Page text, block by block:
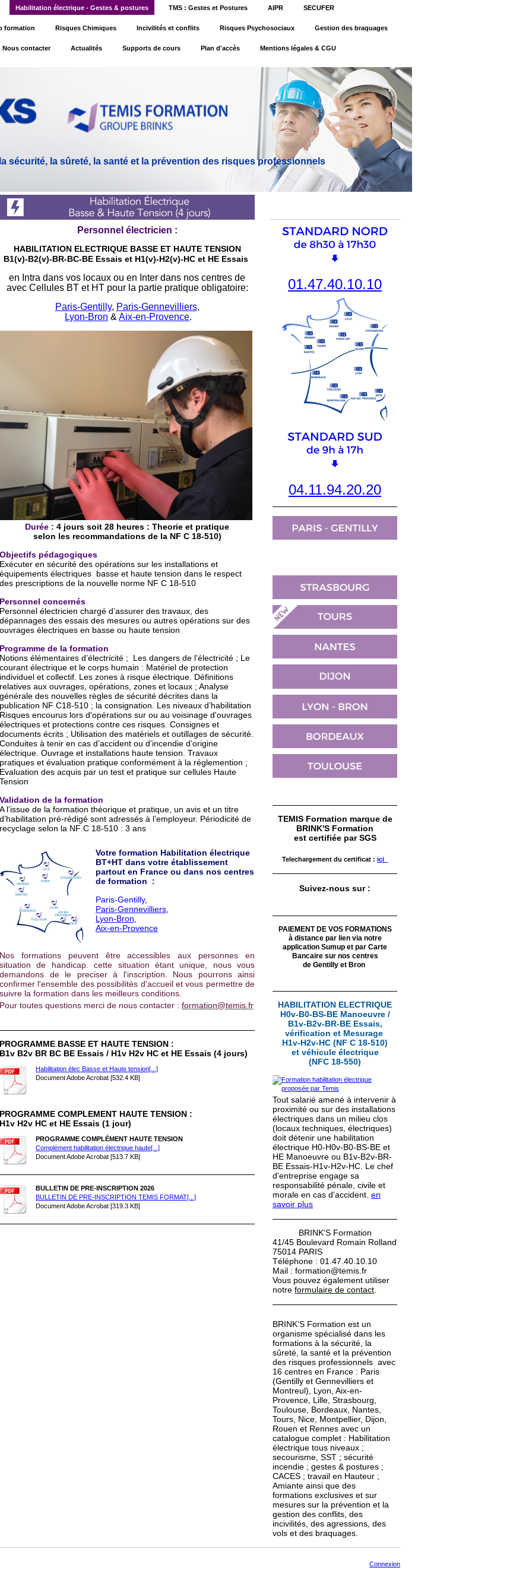
Habilitation électrique - Gestes & postures TMS : Gestes et Postures AIPR SECUFER
formation Risques Chimiques Incivilités et conflits Risques Psychosociaux Gestion des braquages
Nous contacter Actualités Supports de cours Plan d'accès Mentions légales & CGU
sécurité, la sûreté, la santé et la prévention des risques professionnels
Personnel électricien :
HABILITATION ELECTRIQUE BASSE ET HAUTE TENSION
B1(v)-B2(v)-BR-BC-BE Essais et H1(v)-H2(v)-HC et HE Essais
en Intra dans vos locaux ou en Inter dans nos centres de
avec Cellules BT et HT pour la partie pratique obligatoire:
Paris-Gentilly, Paris-Gennevilliers,
Lyon-Bron & Aix-en-Provence.
Durée : 4 jours soit 28 heures : Theorie et pratique
selon les recommandations de la NF C 18-510)
Objectifs pédagogiques
Exécuter en sécurité des opérations sur les installations et
équipements électriques basse et haute tension dans le respect
des prescriptions de la nouvelle norme NF C 18-510
Personnel concernés
Personnel électricien chargé d’assurer des travaux, des
dépannages des essais des mesures ou autres opérations sur des
ouvrages électriques en basse ou haute tension
Programme de la formation
Notions élémentaires d’électricité ; Les dangers de l’électricité ; Le
courant électrique et le corps humain : Matériel de protection
individuel et collectif. Les zones à risque électrique. Définitions
relatives aux ouvrages, opérations, zones et locaux ; Analyse
générale des nouvelles règles de sécurité décrites dans la
publication NF C18-510 ; la consignation. Les niveaux d’habilitation
Risques encourus lors d'opérations sur ou au voisinage d'ouvrages
électriques et protections contre ces risques. Consignes et
documents écrits ; Utilisation des matériels et outillages de sécurité.
Conduites à tenir en cas d’accident ou d’incendie d’origine
électrique. Ouvrage et installations haute tension. Travaux
pratiques et évaluation pratique conformément à la réglemention ;
Evaluation des acquis par un test et pratique sur cellules Haute
Tension
Validation de la formation
A l’issue de la formation théorique et pratique, un avis et un titre
d’habilitation pré-rédigé sont adressés à l’employeur. Périodicité de
recyclage selon la NF C 18-510 : 3 ans
Votre formation Habilitation électrique
BT+HT dans votre établissement
partout en France ou dans nos centres
de formation :
Paris-Gentilly,
Paris-Gennevilliers
Lyon-Bron
Aix-en-Provence
Nos formations peuvent être accessibles aux personnes en
situation de handicap. cette situation étant unique, nous vous
demandons de le preciser à l'inscription. Nous pourrons ainsi
confirmer l'ensemble des possibilités d'accueil et vous permettre de
suivre la formation dans les meilleurs conditions.
Pour toutes questions merci de nous contacter : formation@temis.fr
PROGRAMME BASSE ET HAUTE TENSION :
B1v B2v BR BC BE Essais / H1v H2v HC et HE Essais (4 jours)
Habilitation élec Basse et Haute tension[...]
Document Adobe Acrobat [532.4 KB]
PROGRAMME COMPLEMENT HAUTE TENSION :
H1v H2v HC et HE Essais (1 jour)
PROGRAMME COMPLÉMENT HAUTE TENSION
Complément habilitation électrique haute[...]
Document Adobe Acrobat [513.7 KB]
BULLETIN DE PRE-INSCRIPTION 2026
BULLETIN DE PRE-INSCRIPTION TEMIS FORMAT[...]
Document Adobe Acrobat [319.3 KB]
01.47.40.10.10
04.11.94.20.20
TEMIS Formation marque de
BRINK'S Formation
est certifiée par SGS
Telechargement du certificat : ici
Suivez-nous sur :
PAIEMENT DE VOS FORMATIONS
à distance par lien via notre
application Sumup et par Carte
Bancaire sur nos centres
de Gentilly et Bron
HABILITATION ELECTRIQUE
H0v-B0-BS-BE Manoeuvre /
B1v-B2v-BR-BE Essais,
vérification et Mesurage
H1v-H2v-HC (NF C 18-510)
et véhicule électrique
(NFC 18-550)
Tout salarié amené à intervenir à
proximité ou sur des installations
électriques dans un milieu clos
(locaux techniques, électriques)
doit détenir une habilitation
électrique H0-H0v-B0-BS-BE et
HE Manoeuvre ou B1v-B2v-BR-
BE Essais-H1v-H2v-HC. Le chef
d'entreprise engage sa
responsabilité pénale, civile et
morale en cas d'accident. en
savoir plus
BRINK'S Formation
41/45 Boulevard Romain Rolland
75014 PARIS
Téléphone : 01.47.40.10.10
Mail : formation@temis.fr
Vous pouvez également utiliser
notre formulaire de contact
BRINK’S Formation est un
organisme spécialisé dans les
formations à la sécurité, la
sûreté, la santé et la prévention
des risques professionnels avec
16 centres en France : Paris
(Gentilly et Gennevilliers et
Montreul), Lyon, Aix-en-
Provence, Lille, Strasbourg,
Toulouse, Bordeaux, Nantes,
Tours, Nice, Montpellier, Dijon,
Rouen et Rennes avec un
catalogue complet : Habilitation
électrique tous niveaux ;
secourisme, SST ; sécurité
incendie ; gestes & postures ;
CACES ; travail en Hauteur ;
Amiante ainsi que des
formations exclusives et sur
mesures sur la prévention et la
gestion des conflits, des
incivilités, des agressions, des
vols et des braquages.
Connexion